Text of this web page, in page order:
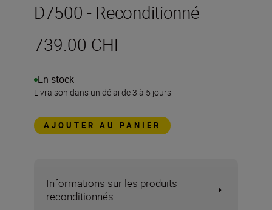
D7500 - Reconditionné
739.00 CHF
En stock
Livraison dans un délai de 3 à 5 jours
AJOUTER AU PANIER
Informations sur les produits
reconditionnés